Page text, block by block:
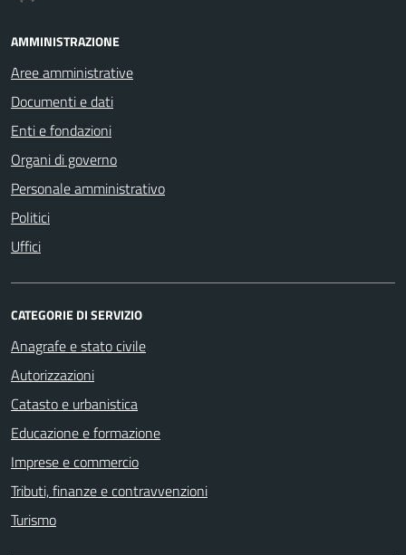
AMMINISTRAZIONE
Aree amministrative
Documenti e dati
Enti e fondazioni
Organi di governo
Personale amministrativo
Politici
Uffici
CATEGORIE DI SERVIZIO
Anagrafe e stato civile
Autorizzazioni
Catasto e urbanistica
Educazione e formazione
Imprese e commercio
Tributi, finanze e contravvenzioni
Turismo